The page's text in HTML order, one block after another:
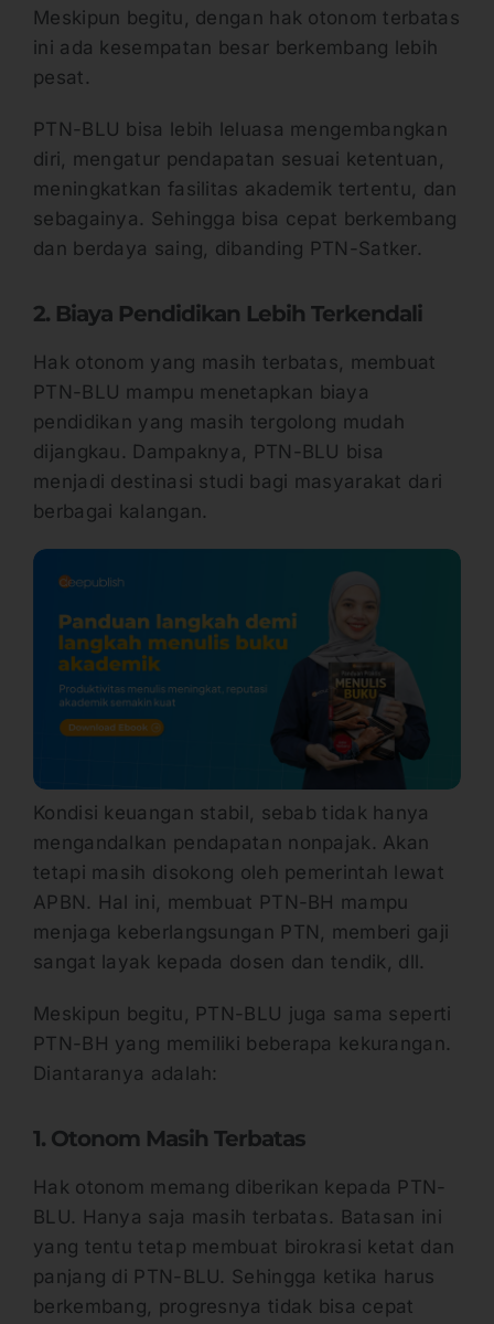
Meskipun begitu, dengan hak otonom terbatas
ini ada kesempatan besar berkembang lebih
pesat.
PTN-BLU bisa lebih leluasa mengembangkan
diri, mengatur pendapatan sesuai ketentuan,
meningkatkan fasilitas akademik tertentu, dan
sebagainya. Sehingga bisa cepat berkembang
dan berdaya saing, dibanding PTN-Satker.
2. Biaya Pendidikan Lebih Terkendali
Hak otonom yang masih terbatas, membuat
PTN-BLU mampu menetapkan biaya
pendidikan yang masih tergolong mudah
dijangkau. Dampaknya, PTN-BLU bisa
menjadi destinasi studi bagi masyarakat dari
berbagai kalangan.
Kondisi keuangan stabil, sebab tidak hanya
mengandalkan pendapatan nonpajak. Akan
tetapi masih disokong oleh pemerintah lewat
APBN. Hal ini, membuat PTN-BH mampu
menjaga keberlangsungan PTN, memberi gaji
sangat layak kepada dosen dan tendik, dll.
Meskipun begitu, PTN-BLU juga sama seperti
PTN-BH yang memiliki beberapa kekurangan.
Diantaranya adalah:
1. Otonom Masih Terbatas
Hak otonom memang diberikan kepada PTN-
BLU. Hanya saja masih terbatas. Batasan ini
yang tentu tetap membuat birokrasi ketat dan
panjang di PTN-BLU. Sehingga ketika harus
berkembang, progresnya tidak bisa cepat